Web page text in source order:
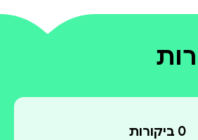
0 מתוך 5
0 ביקורות